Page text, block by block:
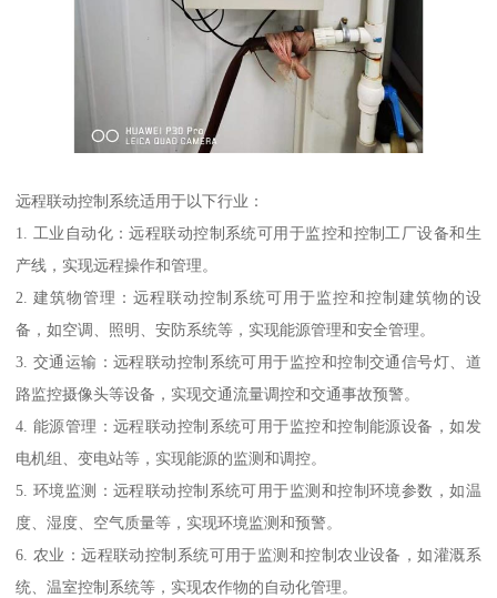
远程联动控制系统适用于以下行业：
1. 工业自动化：远程联动控制系统可用于监控和控制工厂设备和生
产线，实现远程操作和管理。
2. 建筑物管理：远程联动控制系统可用于监控和控制建筑物的设
备，如空调、照明、安防系统等，实现能源管理和安全管理。
3. 交通运输：远程联动控制系统可用于监控和控制交通信号灯、道
路监控摄像头等设备，实现交通流量调控和交通事故预警。
4. 能源管理：远程联动控制系统可用于监控和控制能源设备，如发
电机组、变电站等，实现能源的监测和调控。
5. 环境监测：远程联动控制系统可用于监测和控制环境参数，如温
度、湿度、空气质量等，实现环境监测和预警。
6. 农业：远程联动控制系统可用于监测和控制农业设备，如灌溉系
统、温室控制系统等，实现农作物的自动化管理。